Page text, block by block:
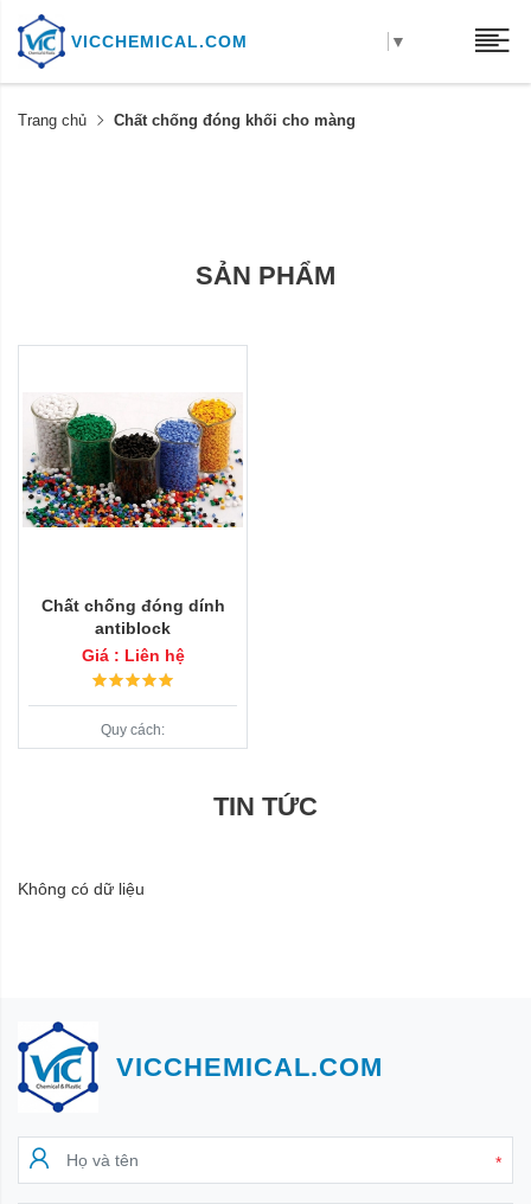
VICCHEMICAL.COM ▼
Trang chủ Chất chống đóng khối cho màng
SẢN PHẨM
Chất chống đóng dính
antiblock
Giá : Liên hệ
Quy cách:
TIN TỨC
Không có dữ liệu
VICCHEMICAL.COM
*